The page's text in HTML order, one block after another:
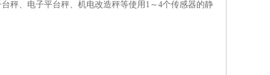
秤、电子平台秤、机电改造秤等使用1～4个传感器的静